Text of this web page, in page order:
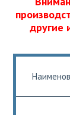
другие